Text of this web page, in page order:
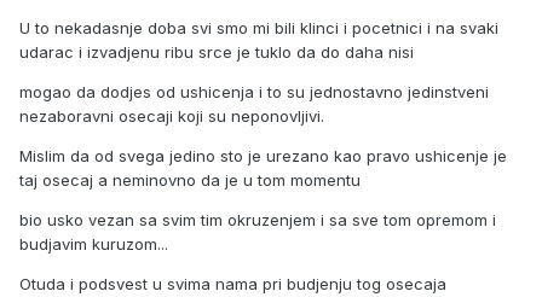
U to nekadasnje doba svi smo mi bili klinci i pocetnici i na svaki
udarac i izvadjenu ribu srce je tuklo da do daha nisi
mogao da dodjes od ushicenja i to su jednostavno jedinstveni
nezaboravni osecaji koji su neponovljivi.
Mislim da od svega jedino sto je urezano kao pravo ushicenje je
taj osecaj a neminovno da je u tom momentu
bio usko vezan sa svim tim okruzenjem i sa sve tom opremom i
budjavim kuruzom...
Otuda i podsvest u svima nama pri budjenju tog osecaja